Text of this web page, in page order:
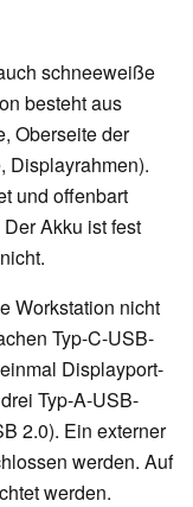
schneeweiße
besteht aus
Oberseite der
Displayrahmen).
und offenbart
Akku ist fest
Workstation nicht
Typ-C-USB-
Displayport-
Typ-A-USB-
2.0). Ein externer
werden. Auf
werden.